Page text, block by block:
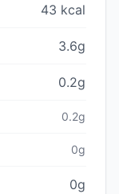
43 kcal
3.6g
0.2g
0.2g
0g
0g